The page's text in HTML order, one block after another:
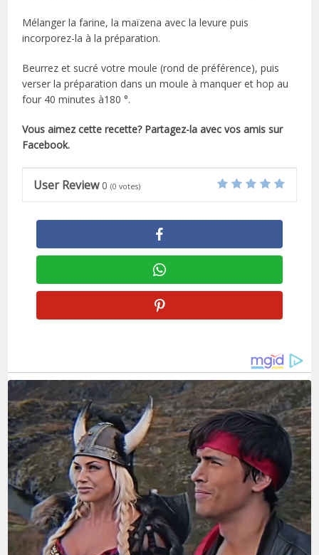
Mélanger la farine, la maïzena avec la levure puis
incorporez-la à la préparation.
Beurrez et sucré votre moule (rond de préférence), puis
verser la préparation dans un moule à manquer et hop au
four 40 minutes à180 °.
Vous aimez cette recette? Partagez-la avec vos amis sur
Facebook.
User Review 0 (0 votes)